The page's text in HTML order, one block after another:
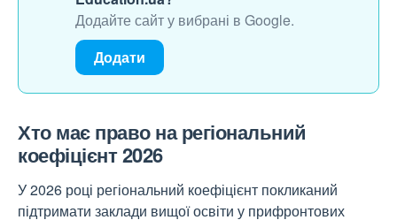
Додайте сайт у вибрані в Google.
Додати
Хто має право на регіональний
коефіцієнт 2026
У 2026 році регіональний коефіцієнт покликаний
підтримати заклади вищої освіти у прифронтових